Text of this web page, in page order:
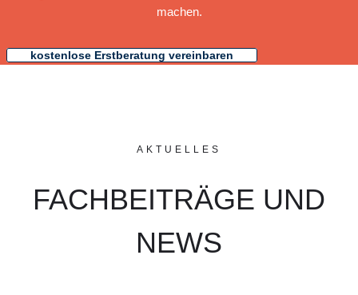
machen.
kostenlose Erstberatung vereinbaren
AKTUELLES
FACHBEITRÄGE UND
NEWS